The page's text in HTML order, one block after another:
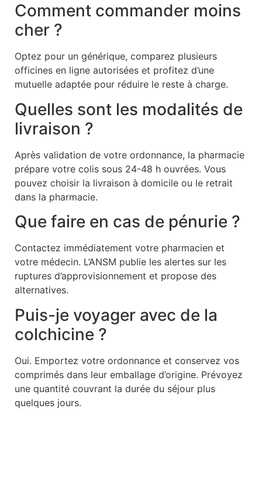
Comment commander moins
cher ?
Optez pour un générique, comparez plusieurs
officines en ligne autorisées et profitez d’une
mutuelle adaptée pour réduire le reste à charge.
Quelles sont les modalités de
livraison ?
Après validation de votre ordonnance, la pharmacie
prépare votre colis sous 24-48 h ouvrées. Vous
pouvez choisir la livraison à domicile ou le retrait
dans la pharmacie.
Que faire en cas de pénurie ?
Contactez immédiatement votre pharmacien et
votre médecin. L’ANSM publie les alertes sur les
ruptures d’approvisionnement et propose des
alternatives.
Puis-je voyager avec de la
colchicine ?
Oui. Emportez votre ordonnance et conservez vos
comprimés dans leur emballage d’origine. Prévoyez
une quantité couvrant la durée du séjour plus
quelques jours.